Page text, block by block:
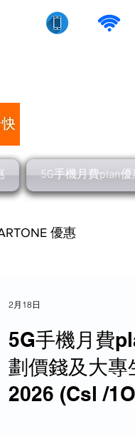
5G手機月費plan
優惠
據優惠
5G手機月費
劃價錢及大專
2026 (Csl /
2月18日